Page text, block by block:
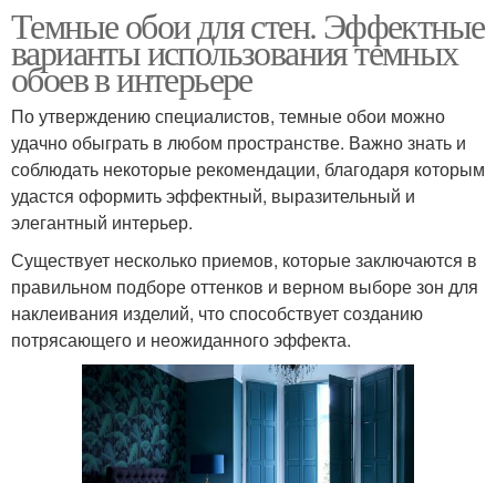
Темные обои для стен. Эффектные
варианты использования темных
обоев в интерьере
По утверждению специалистов, темные обои можно
удачно обыграть в любом пространстве. Важно знать и
соблюдать некоторые рекомендации, благодаря которым
удастся оформить эффектный, выразительный и
элегантный интерьер.
Существует несколько приемов, которые заключаются в
правильном подборе оттенков и верном выборе зон для
наклеивания изделий, что способствует созданию
потрясающего и неожиданного эффекта.